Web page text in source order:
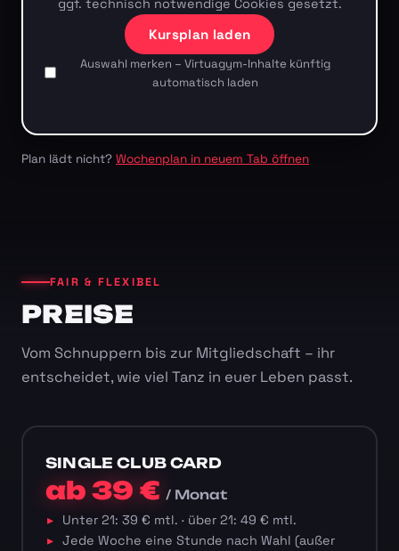
ggf. technisch notwendige Cookies gesetzt.
Kursplan laden
Auswahl merken – Virtuagym-Inhalte künftig
automatisch laden
Plan lädt nicht? Wochenplan in neuem Tab öffnen
FAIR & FLEXIBEL
PREISE
Vom Schnuppern bis zur Mitgliedschaft – ihr
entscheidet, wie viel Tanz in euer Leben passt.
SINGLE CLUB CARD
ab 39 €/ Monat
Unter 21: 39 € mtl. · über 21: 49 € mtl.
Jede Woche eine Stunde nach Wahl (außer